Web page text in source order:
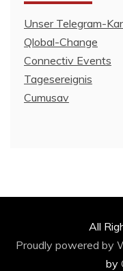
Unser Telegram-
Qlobal-Change
Connectiv Events
Tagesereignis
Cumusav
All
Proudly powered by
by